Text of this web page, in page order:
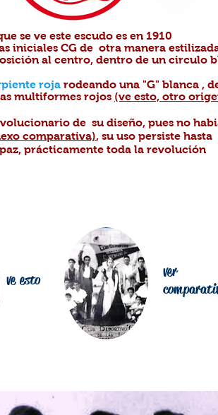
se ve este escudo es en 1910
iniciales CG de otra manera
al centro, dentro de un circulo
roja rodeando una "G" blanca ,
multiformes rojos (ve esto, otro
de su diseño, pues no
comparativa), su uso persiste
prácticamente toda la revolución
ver
ve esto